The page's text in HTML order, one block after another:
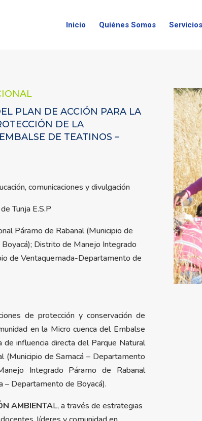
Inicio Quiénes Somos Servicios
PLAN DE ACCIÓN PARA LA
DE LA
DE TEATINOS –
comunicaciones y divulgación
Tunja E.S.P
Páramo de Rabanal (Municipio de
Distrito de Manejo Integrado
de Ventaquemada-Departamento de
de protección y conservación de
en la Micro cuenca del Embalse
de influencia directa del Parque Natural
(Municipio de Samacá – Departamento
Integrado Páramo de Rabanal
– Departamento de Boyacá).
AMBIENTAL, a través de estrategias